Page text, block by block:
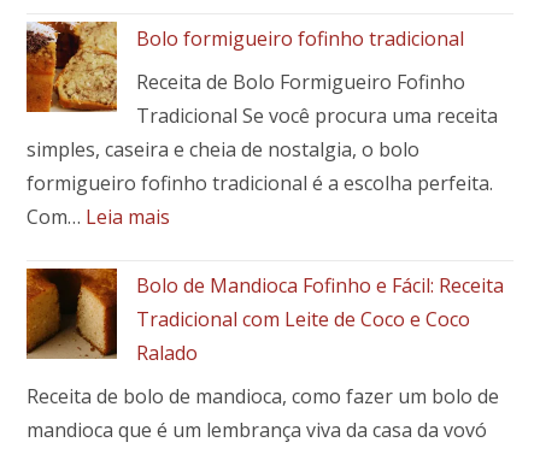
Seu
Prato
Costela
porco
assada
com
mandioca:
e
cheia
sabor
Bolo formigueiro fofinho tradicional
Receita de Bolo Formigueiro Fofinho
Tradicional Se você procura uma receita
simples, caseira e cheia de nostalgia, o bolo
formigueiro fofinho tradicional é a escolha perfeita.
Com… Leia mais
formigueiro
tradicional
Bolo de Mandioca Fofinho e Fácil: Receita
Tradicional com Leite de Coco e Coco
Ralado
Receita de bolo de mandioca, como fazer um bolo de
mandioca que é um lembrança viva da casa da vovó